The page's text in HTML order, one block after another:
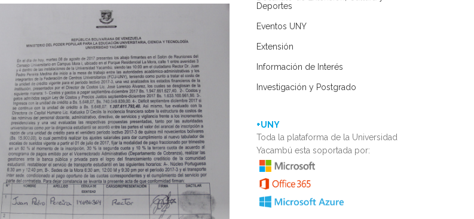
Deportes
Eventos UNY
Extensión
Información de Interés
Investigación y Postgrado
+UNY
Toda la plataforma de la Universidad
Yacambú esta soportada por: